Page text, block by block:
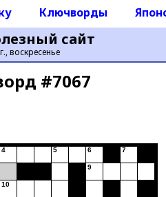
сайт
воскресенье
Ключворды
#7067
4
10
5 6
9
7